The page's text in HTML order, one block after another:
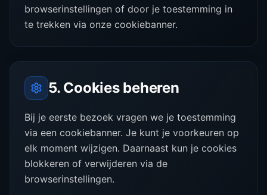
browserinstellingen of door je toestemming in
te trekken via onze cookiebanner.
5. Cookies beheren
Bij je eerste bezoek vragen we je toestemming
via een cookiebanner. Je kunt je voorkeuren op
elk moment wijzigen. Daarnaast kun je cookies
blokkeren of verwijderen via de
browserinstellingen.